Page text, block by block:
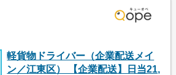
軽貨物ドライバー（企業配送メイ
ン／江東区） 【企業配送】日当21,